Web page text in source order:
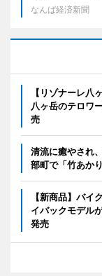
なんば経済新聞
【リゾナーレ八
八ヶ岳のテロワ
売
清流に癒やされ
部町で「竹あか
【新商品】バイ
イバックモデル
発売